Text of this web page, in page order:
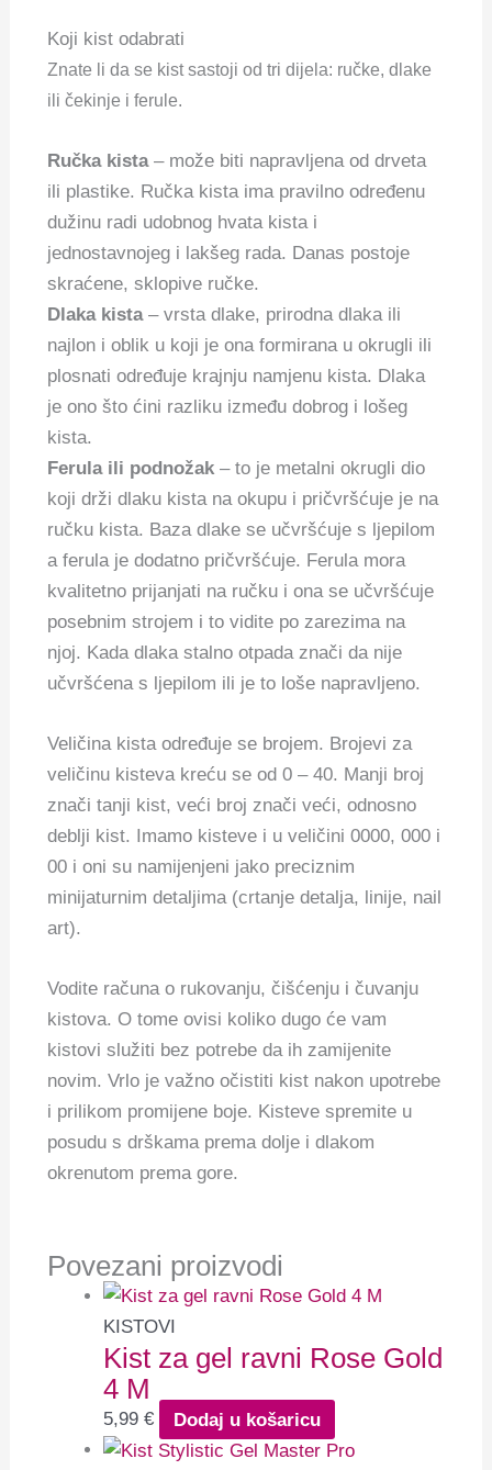
Koji kist odabrati
Znate li da se kist sastoji od tri dijela: ručke, dlake
ili čekinje i ferule.
Ručka kista– može biti napravljena od drveta
ili plastike. Ručka kista ima pravilno određenu
dužinu radi udobnog hvata kista i
jednostavnojeg i lakšeg rada. Danas postoje
skraćene, sklopive ručke.
Dlaka kista– vrsta dlake, prirodna dlaka ili
najlon i oblik u koji je ona formirana u okrugli ili
plosnati određuje krajnju namjenu kista. Dlaka
je ono što ćini razliku između dobrog i lošeg
kista.
Ferula ili podnožak – to je metalni okrugli dio
koji drži dlaku kista na okupu i pričvršćuje je na
ručku kista. Baza dlake se učvršćuje s ljepilom
a ferula je dodatno pričvršćuje. Ferula mora
kvalitetno prijanjati na ručku i ona se učvršćuje
posebnim strojem i to vidite po zarezima na
njoj. Kada dlaka stalno otpada znači da nije
učvršćena s ljepilom ili je to loše napravljeno.
Veličina kista određuje se brojem. Brojevi za
veličinu kisteva kreću se od 0 – 40. Manji broj
znači tanji kist, veći broj znači veći, odnosno
deblji kist. Imamo kisteve i u veličini 0000, 000 i
00 i oni su namijenjeni jako preciznim
minijaturnim detaljima (crtanje detalja, linije, nail
art).
Vodite računa o rukovanju, čišćenju i čuvanju
kistova. O tome ovisi koliko dugo će vam
kistovi služiti bez potrebe da ih zamijenite
novim. Vrlo je važno očistiti kist nakon upotrebe
i prilikom promijene boje. Kisteve spremite u
posudu s drškama prema dolje i dlakom
okrenutom prema gore.
Povezani proizvodi
KISTOVI
Kist za gel ravni Rose Gold
4 M
5,99€ Dodaj u košaricu